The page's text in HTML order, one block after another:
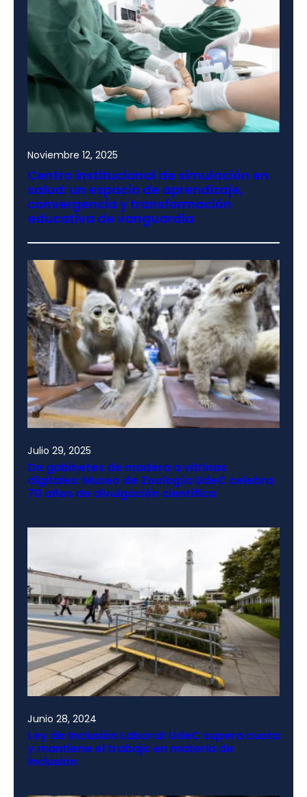
Noviembre 12, 2025
Centro institucional de simulación en
salud: un espacio de aprendizaje,
convergencia y transformación
educativa de vanguardia
Julio 29, 2025
De gabinetes de madera a vitrinas
digitales: Museo de Zoología UdeC celebra
70 años de divulgación científica
Junio 28, 2024
Ley de Inclusión Laboral: UdeC supera cuota
y mantiene el trabajo en materia de
inclusión